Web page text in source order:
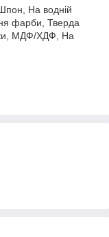
На водній
фарби, Тверда
МДФ/ХДФ, На